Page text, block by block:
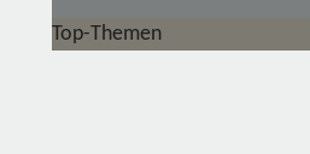
Top-Themen